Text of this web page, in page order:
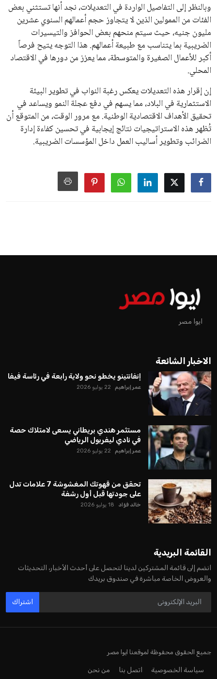
وبالنظر إلى التفاصيل الواردة في التعديلات، نجد أنها تستثني بعض
الفئات من الممولين الذين لا يتجاوز حجم أعمالهم السنوي عشرين
مليون جنيه، حيث سيتم منحهم بعض الحوافز والتيسيرات
الضريبية بما يتناسب مع طبيعة أعمالهم. هذا التوجه يتيح فرصاً
أكبر للأعمال الصغيرة والمتوسطة، مما يعزز من دورها في الاقتصاد
المحلي.
إن إقرار هذه التعديلات يعكس رغبة النواب في تطوير البيئة
الاستثمارية في البلاد، مما يسهم في دفع عجلة النمو ويساعد في
تحقيق الأهداف الاقتصادية الوطنية. مع مرور الوقت، من المتوقع أن
تُظهر هذه الاستراتيجيات نتائج إيجابية في تحسين كفاءة إدارة
الضرائب وتطوير أساليب العمل داخل المؤسسات الضريبية.
ايوا مصر
الاخبار الشائعة
إنفانتينو يخطو نحو ولاية رابعة في رئاسة فيفا
عمر إبراهيم 22 يوليو 2026
مستثمر هندي بريطاني يسعى لامتلاك حصة
في نادي ليفربول الرياضي
عمر إبراهيم 22 يوليو 2026
تحقق من قهوتك المغشوشة 7 علامات تدل
على جودتها قبل أول رشفة
خالد فؤاد 18 يوليو 2026
القائمة البريدية
انضم إلى قائمة المشتركين لدينا لتحصل على أحدث الأخبار، التحديثات
والعروض الخاصة مباشرة في صندوق بريدك
اشتراك
جميع الحقوق محفوظة لموقعنا ايوا مصر
سياسة الخصوصية اتصل بنا من نحن